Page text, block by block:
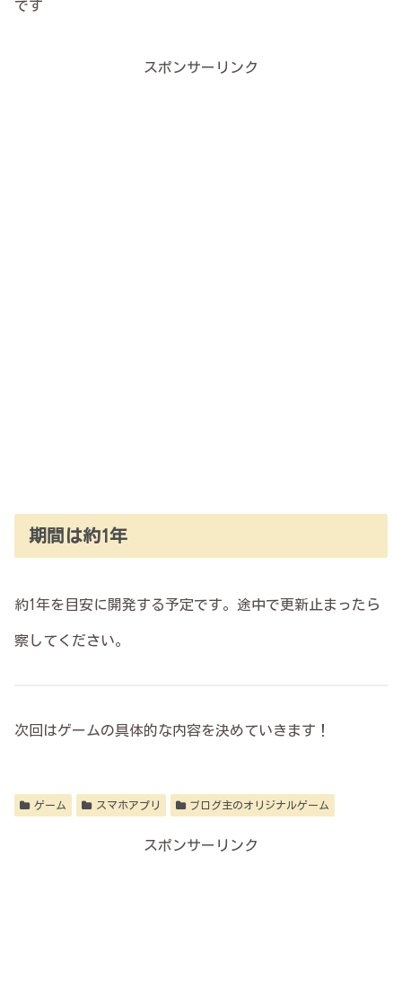
です
スポンサーリンク
期間は約1年
約1年を目安に開発する予定です。途中で更新止まったら
察してください。
次回はゲームの具体的な内容を決めていきます！
ゲーム スマホアプリ ブログ主のオリジナルゲーム
スポンサーリンク